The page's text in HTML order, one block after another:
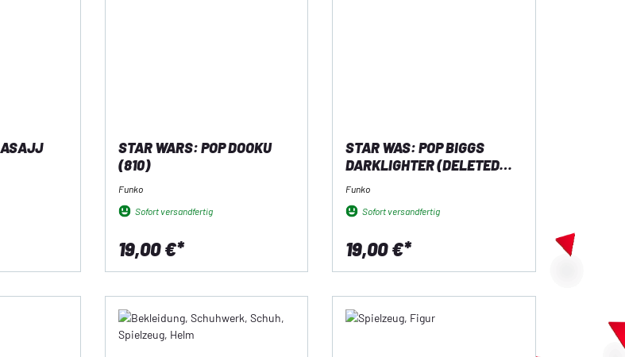
ASAJJ
STAR WARS: POP DOOKU
(810)
Funko
Sofort versandfertig
19,00 €*
STAR WAS: POP BIGGS
DARKLIGHTER (DELETED
SCENES) (802)
Funko
Sofort versandfertig
19,00 €*